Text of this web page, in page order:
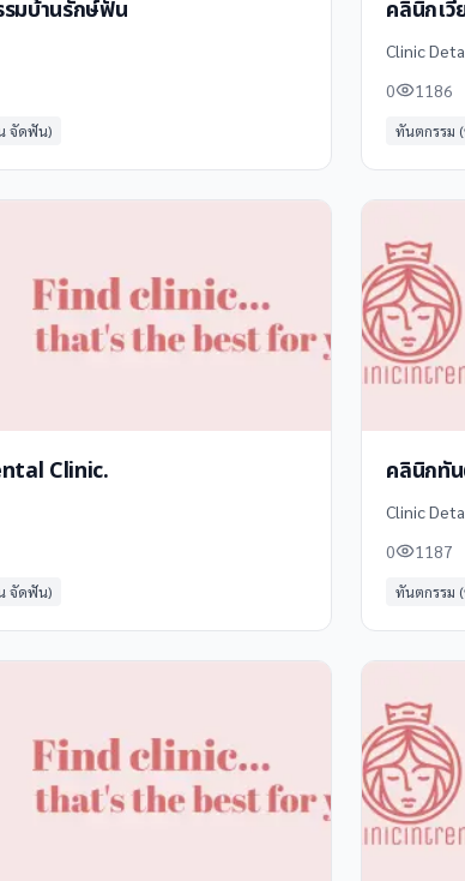
มบ้านรักษ์ฟัน
จัดฟัน)
คลินิกเ
Clinic
0
1186
ทันตกรรม
Clinic.
จัดฟัน)
คลินิกทั
Clinic
0
1187
ทันตกรรม